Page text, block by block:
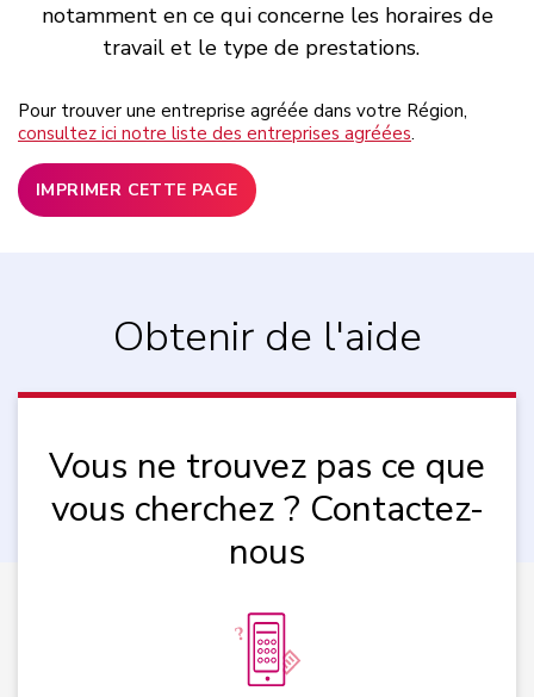
notamment en ce qui concerne les horaires de
travail et le type de prestations.
Pour trouver une entreprise agréée dans votre Région,
consultez ici notre liste des entreprises agréées.
IMPRIMER CETTE PAGE
Obtenir de l'aide
Vous ne trouvez pas ce que
vous cherchez ? Contactez-
nous